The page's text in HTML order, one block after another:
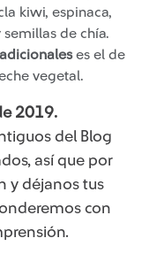
kiwi, espinaca,
de chía.
es el de
vegetal.
2019.
del Blog
así que por
y déjanos tus
con